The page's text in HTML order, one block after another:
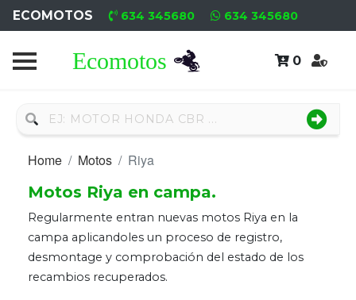
ECOMOTOS 634 345680 634 345680
0
Home
Nuevo
Recambio
Usado
Neumáticos
Campa
Home Motos Riya
Motos Riya en campa.
Regularmente entran nuevas motos Riya en la
campa aplicandoles un proceso de registro,
desmontage y comprobación del estado de los
recambios recuperados.